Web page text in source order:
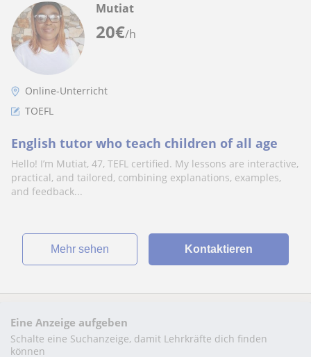
20€/h
Mutiat
Online-Unterricht
TOEFL
English tutor who teach children of all age
Hello! I’m Mutiat, 47, TEFL certified. My lessons are interactive,
practical, and tailored, combining explanations, examples,
and feedback...
Mehr sehen Kontaktieren
Eine Anzeige aufgeben
Schalte eine Suchanzeige, damit Lehrkräfte dich finden
können